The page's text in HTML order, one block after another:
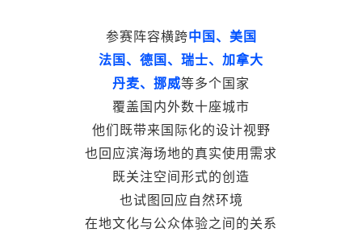
参赛阵容横跨中国、美国
法国、德国、瑞士、加拿大
丹麦、挪威等多个国家
覆盖国内外数十座城市
他们既带来国际化的设计视野
也回应滨海场地的真实使用需求
既关注空间形式的创造
也试图回应自然环境
在地文化与公众体验之间的关系